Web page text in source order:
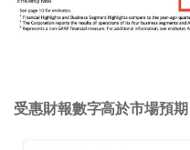
受惠財報數字高於市場預期